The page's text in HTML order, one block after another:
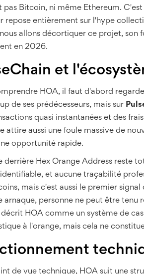
pas Bitcoin, ni même Ethereum.
repose entièrement sur l'hype
allons décortiquer ce projet, son
en 2026.
et
HOA, il faut d'abord
de ses prédécesseurs, mais sur
quasi instantanées et des
attire aussi une foule massive de
opportunité rapide.
derrière Hex Orange Address reste
et aucune traçabilité
mais c'est aussi le premier
arnaque, personne ne peut être
décrit HOA comme un système de
à l'orange, mais cela ne
de vue technique, HOA suit une